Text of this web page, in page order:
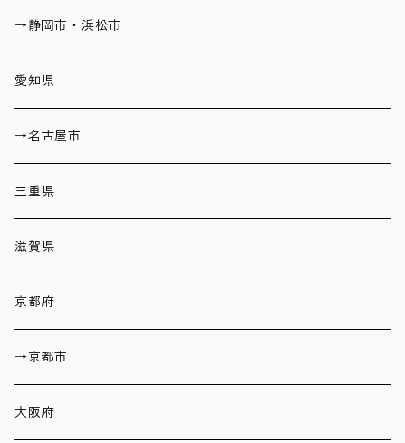
→静岡市・浜松市
愛知県
→名古屋市
三重県
滋賀県
京都府
→京都市
大阪府